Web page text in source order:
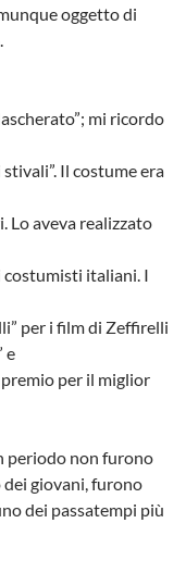
oggetto di
mi ricordo
Il costume era
Lo aveva realizzato
italiani. I
per i film di Zeffirelli
e
per il miglior
periodo non furono
giovani, furono
dei passatempi più